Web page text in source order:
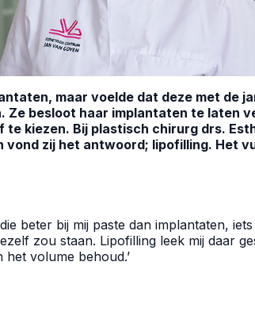
maar voelde dat deze met de
Ze besloot haar implantaten te laten
kiezen. Bij plastisch chirurg drs.
vond zij het antwoord; lipofilling. Het
beter bij mij paste dan implantaten,
zou staan. Lipofilling leek mij daar
volume behoud.’